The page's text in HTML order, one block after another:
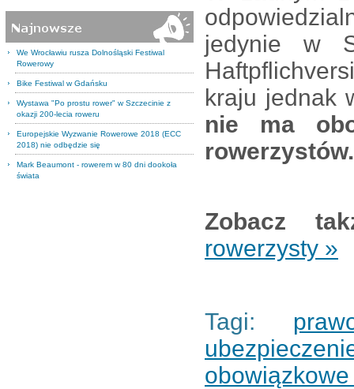
We Wrocławiu rusza Dolnośląski Festiwal
Rowerowy
Bike Festiwal w Gdańsku
Wystawa "Po prostu rower" w Szczecinie z
okazji 200-lecia roweru
Europejskie Wyzwanie Rowerowe 2018 (ECC
2018) nie odbędzie się
Mark Beaumont - rowerem w 80 dni dookoła
świata
jedynie w
kraju jednak
nie ma
rowerzystów.
Zobacz
rowerzysty »
Tagi: